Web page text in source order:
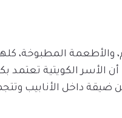
والأطعمة المطبوخة،
الكويتية تعتمد
ضيقة داخل الأنابيب